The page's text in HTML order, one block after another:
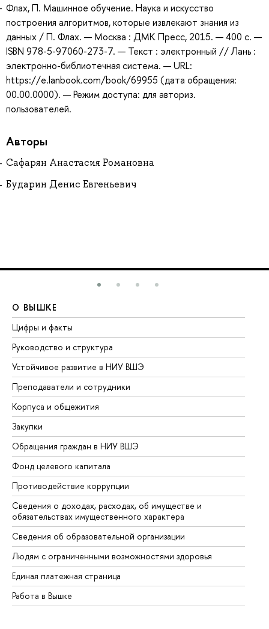
Флах, П. Машинное обучение. Наука и искусство
построения алгоритмов, которые извлекают знания из
данных / П. Флах. — Москва : ДМК Пресс, 2015. — 400 с. —
ISBN 978-5-97060-273-7. — Текст : электронный // Лань :
электронно-библиотечная система. — URL:
https://e.lanbook.com/book/69955 (дата обращения:
00.00.0000). — Режим доступа: для авториз.
пользователей.
Авторы
Сафарян Анастасия Романовна
Бударин Денис Евгеньевич
О ВЫШКЕ
Цифры и факты
Руководство и структура
Устойчивое развитие в НИУ ВШЭ
Преподаватели и сотрудники
Корпуса и общежития
Закупки
Обращения граждан в НИУ ВШЭ
Фонд целевого капитала
Противодействие коррупции
Сведения о доходах, расходах, об имуществе и
обязательствах имущественного характера
Сведения об образовательной организации
Людям с ограниченными возможностями здоровья
Единая платежная страница
Работа в Вышке